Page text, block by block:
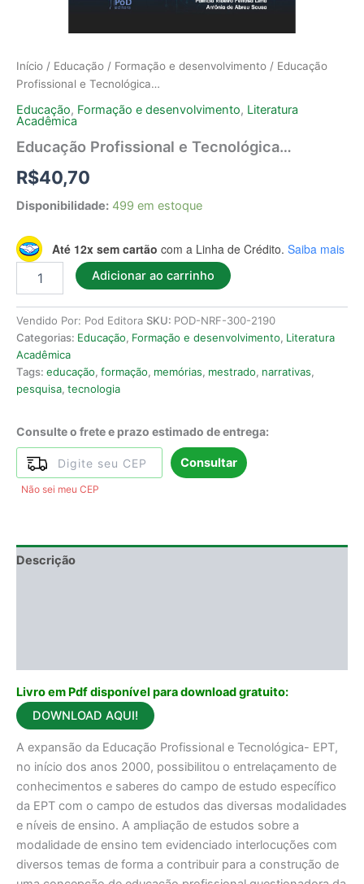
Início / Educação / Formação e desenvolvimento / Educação
Profissional e Tecnológica…
Educação, Formação e desenvolvimento, Literatura
Acadêmica
Educação Profissional e Tecnológica…
R$40,70
Disponibilidade: 499 em estoque
Até 12x sem cartão com a Linha de Crédito. Saiba mais
Adicionar ao carrinho
Vendido Por: Pod Editora SKU: POD-NRF-300-2190
Categorias: Educação, Formação e desenvolvimento, Literatura
Acadêmica
Tags: educação, formação, memórias, mestrado, narrativas,
pesquisa, tecnologia
Consulte o frete e prazo estimado de entrega:
Consultar
Não sei meu CEP
Descrição
Livro em Pdf disponível para download gratuito:
DOWNLOAD AQUI!
A expansão da Educação Profissional e Tecnológica- EPT,
no início dos anos 2000, possibilitou o entrelaçamento de
conhecimentos e saberes do campo de estudo específico
da EPT com o campo de estudos das diversas modalidades
e níveis de ensino. A ampliação de estudos sobre a
modalidade de ensino tem evidenciado interlocuções com
diversos temas de forma a contribuir para a construção de